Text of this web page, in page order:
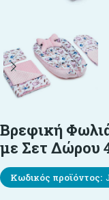
Βρεφική
με Σετ Δώρου
Κωδικός προϊόντος: